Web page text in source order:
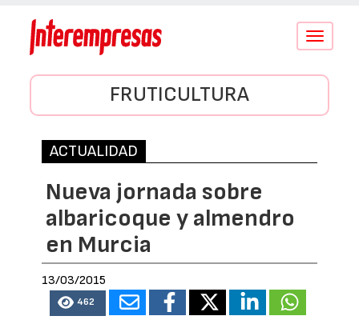
Conmutar
FRUTICULTURA
ACTUALIDAD
Nueva jornada sobre
albaricoque y almendro
en Murcia
13/03/2015
462